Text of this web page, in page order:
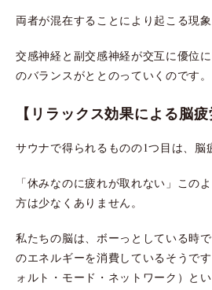
両者が混在することにより起こる現
交感神経と副交感神経が交互に優位
のバランスがととのっていくのです。
【リラックス効果による脳疲
サウナで得られるものの1つ目は、脳
「休みなのに疲れが取れない」この
方は少なくありません。
私たちの脳は、ボーっとしている時
のエネルギーを消費しているそうで
ォルト・モード・ネットワーク）と